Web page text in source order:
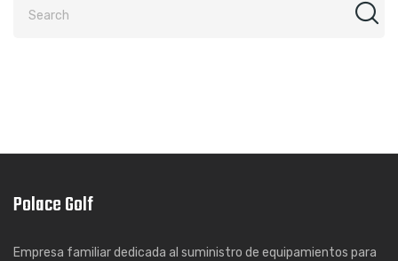
Polace Golf
Empresa familiar dedicada al suministro de equipamientos para